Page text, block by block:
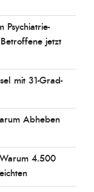
Psychiatrie-
jetzt
mit 31-Grad-
Abheben
4.500